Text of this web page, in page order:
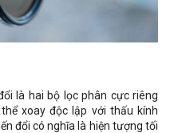
là hai bộ lọc phân cực riêng
xoay độc lập với thấu kính
đổi có nghĩa là hiện tượng tối